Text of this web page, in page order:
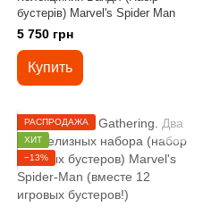
бустерів) Marvel's Spider Man
5 750 грн
Купить
РАСПРОДАЖА
ХИТ
−13%